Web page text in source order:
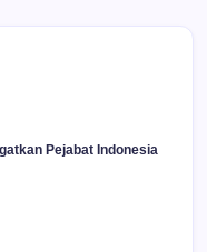
Pejabat Indonesia